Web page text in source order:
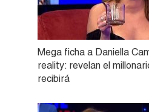
Mega ficha a Daniella
reality: revelan el
recibirá